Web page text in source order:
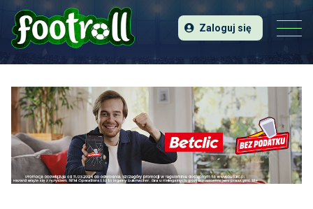
Zaloguj się